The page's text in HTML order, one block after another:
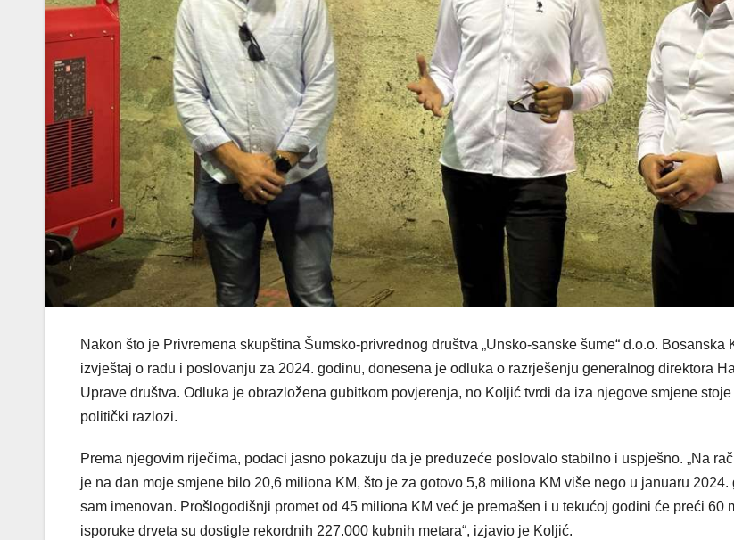
Nakon što je Privremena skupština Šumsko-privrednog društva „Unsko-sanske šume“ d.o.o. Bosanska
izvještaj o radu i poslovanju za 2024. godinu, donesena je odluka o razrješenju generalnog direktora
Uprave društva. Odluka je obrazložena gubitkom povjerenja, no Koljić tvrdi da iza njegove smjene
politički razlozi.
Prema njegovim riječima, podaci jasno pokazuju da je preduzeće poslovalo stabilno i uspješno. „Na
je na dan moje smjene bilo 20,6 miliona KM, što je za gotovo 5,8 miliona KM više nego u januaru 2024.
sam imenovan. Prošlogodišnji promet od 45 miliona KM već je premašen i u tekućoj godini će preći 60
isporuke drveta su dostigle rekordnih 227.000 kubnih metara“, izjavio je Koljić.